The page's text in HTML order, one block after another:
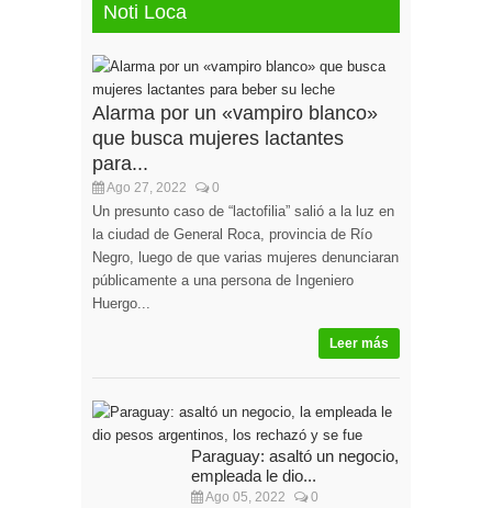
Noti Loca
Alarma por un «vampiro blanco»
que busca mujeres lactantes
para...
Ago 27, 2022 0
Un presunto caso de “lactofilia” salió a la luz en
la ciudad de General Roca, provincia de Río
Negro, luego de que varias mujeres denunciaran
públicamente a una persona de Ingeniero
Huergo...
Leer más
Paraguay: asaltó un negocio, la
empleada le dio...
Ago 05, 2022 0